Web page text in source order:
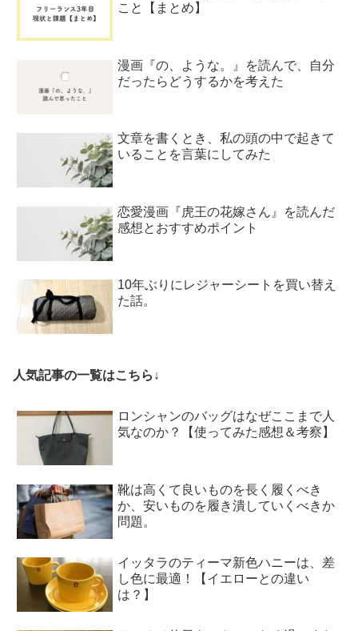
こと【まとめ】
漫画『の、ような。』を読んで、自分
だったらどうするかを考えた
文章を書くとき、私の頭の中で起きて
いることを言葉にしてみた
恋愛漫画『虎王の花嫁さん』を読んだ
感想とおすすめポイント
10年ぶりにレジャーシートを買い替え
た話。
人気記事の一覧はこちら↓
ロンシャンのバッグはなぜここまで人
気なのか？【使ってみた感想＆考察】
靴は高くて良いものを長く履くべき
か、安いものを履き潰していくべきか
問題。
イッタラのティーマ新色ハニーは、差
し色に最適！【イエローとの違い
は？】